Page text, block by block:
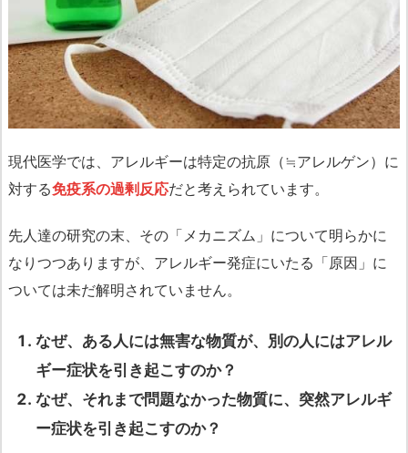
現代医学では、アレルギーは特定の抗原（≒アレルゲン）に
対する免疫系の過剰反応だと考えられています。
先人達の研究の末、その「メカニズム」について明らかに
なりつつありますが、アレルギー発症にいたる「原因」に
ついては未だ解明されていません。
なぜ、ある人には無害な物質が、別の人にはアレル
ギー症状を引き起こすのか？
なぜ、それまで問題なかった物質に、突然アレルギ
ー症状を引き起こすのか？